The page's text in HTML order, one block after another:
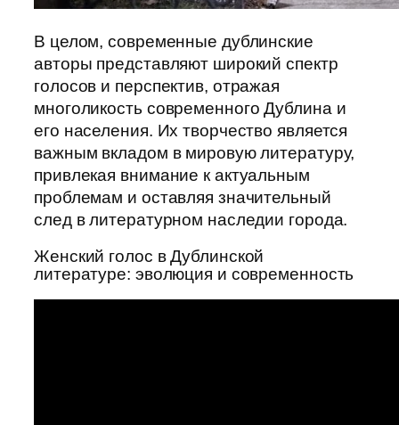
В целом, современные дублинские
авторы представляют широкий спектр
голосов и перспектив, отражая
многоликость современного Дублина и
его населения. Их творчество является
важным вкладом в мировую литературу,
привлекая внимание к актуальным
проблемам и оставляя значительный
след в литературном наследии города.
Женский голос в Дублинской
литературе: эволюция и современность